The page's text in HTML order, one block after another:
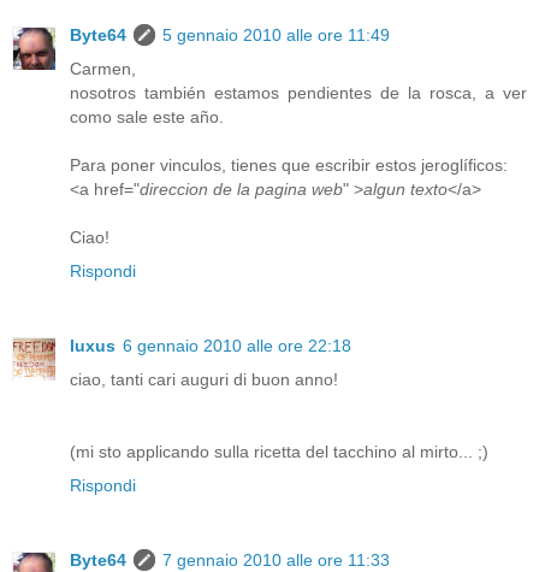
Byte64
5 gennaio 2010 alle ore 11:49
Carmen,
nosotros también estamos pendientes de la rosca, a ver
como sale este año.
Para poner vinculos, tienes que escribir estos jeroglíficos:
<a href="direccion de la pagina web" >algun texto</a>
Ciao!
Rispondi
luxus 6 gennaio 2010 alle ore 22:18
ciao, tanti cari auguri di buon anno!
(mi sto applicando sulla ricetta del tacchino al mirto... ;)
Rispondi
Byte64
7 gennaio 2010 alle ore 11:33